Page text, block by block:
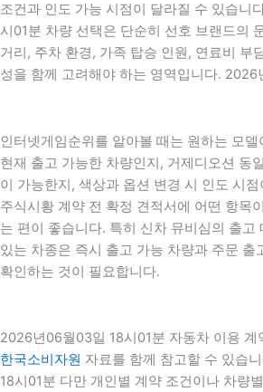
조건과 인도 가능 시점이 달라질 수 있습니
시01분 차량 선택은 단순히 선호 브랜드의
거리, 주차 환경, 가족 탑승 인원, 연료비 부
성을 함께 고려해야 하는 영역입니다.
인터넷게임순위를 알아볼 때는 원하는 모
현재 출고 가능한 차량인지, 거제디오션 동
이 가능한지, 색상과 옵션 변경 시 인도 시
주식시황 계약 전 확정 견적서에 어떤 항목
는 편이 좋습니다. 특히 신차 뮤비심의 출고
있는 차종은 즉시 출고 가능 차량과 주문 출
확인하는 것이 필요합니다.
2026년06월03일 18시01분 자동차 이용 계
한국소비자원 자료를 함께 참고할 수 있습
18시01분 다만 개인별 계약 조건이나 차량